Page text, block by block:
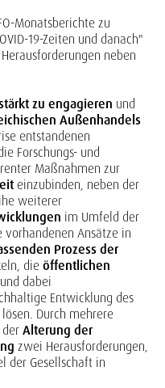
Monatsberichte zu
19-Zeiten und danach"
neben
zu engagieren und
Außenhandels
entstandenen
Forschungs- und
Maßnahmen zur
einzubinden, neben der
weiterer
im Umfeld der
Ansätze in
Prozess der
dieöffentlichen
dabei
Entwicklung des
Durch mehrere
Alterung der
zwei Herausforderungen,
der Gesellschaft in